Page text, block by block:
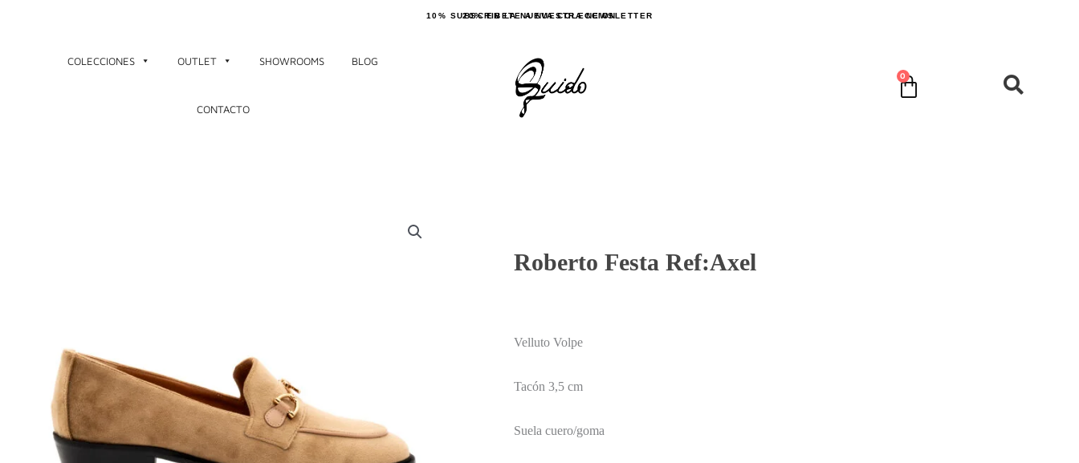
10% SUBSCRIBETE A NUESTRA NEWSLETTER
20% EN LA NUEVA COLECCION
COLECCIONES OUTLET SHOWROOMS BLOG
CONTACTO
0
Cart
Roberto Festa Ref:Axel
Velluto Volpe
Tacón 3,5 cm
Suela cuero/goma